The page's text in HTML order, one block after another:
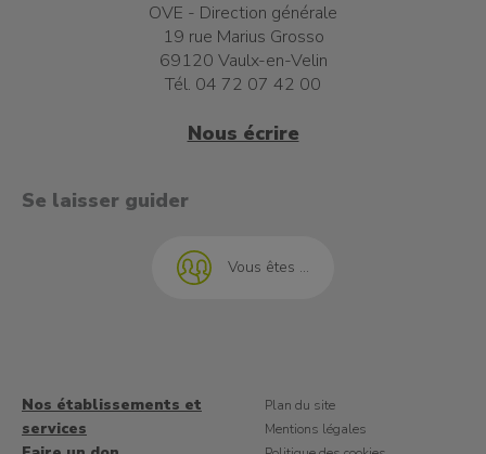
OVE - Direction générale
19 rue Marius Grosso
69120 Vaulx-en-Velin
Tél. 04 72 07 42 00
Nous écrire
Nos établissements et
services
Plan du site
Mentions légales
Se laisser guider
Vous êtes ...